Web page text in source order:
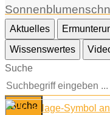
Aktuelles
Wissenswertes
Suche
Suche